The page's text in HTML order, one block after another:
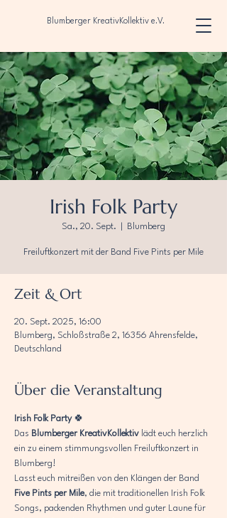
Blumberger KreativKollektiv e.V.
Irish Folk Party
Sa., 20. Sept. Blumberg
Freiluftkonzert mit der Band Five Pints per Mile
Zeit & Ort
20. Sept. 2025, 16:00
Blumberg, Schloßstraße 2, 16356 Ahrensfelde,
Deutschland
Über die Veranstaltung
Irish Folk Party 🍀
Das Blumberger KreativKollektiv lädt euch herzlich
ein zu einem stimmungsvollen Freiluftkonzert in
Blumberg!
Lasst euch mitreißen von den Klängen der Band
Five Pints per Mile, die mit traditionellen Irish Folk
Songs, packenden Rhythmen und guter Laune für